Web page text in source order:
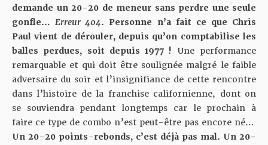
demande un 20-20 de meneur sans perdre une seule
gonfle…Erreur 404. Personne n’a fait ce que Chris
Paul vient de dérouler, depuis qu’on comptabilise les
balles perdues, soit depuis 1977 ! Une performance
remarquable et qui doit être soulignée malgré le faible
adversaire du soir et l’insignifiance de cette rencontre
dans l’histoire de la franchise californienne, dont on
se souviendra pendant longtemps car le prochain à
faire ce type de combo n’est peut-être pas encore né…
Un 20-20 points-rebonds, c’est déjà pas mal. Un 20-